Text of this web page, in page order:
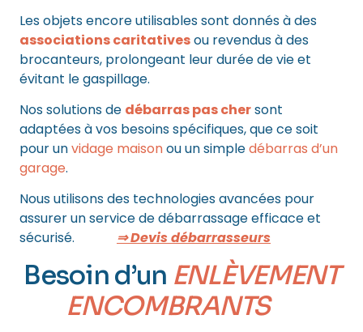
Les objets encore utilisables sont donnés à des
associations caritativesou revendus à des
brocanteurs, prolongeant leur durée de vie et
évitant le gaspillage.
Nos solutions de débarras pas chersont
adaptées à vos besoins spécifiques, que ce soit
pour unvidage maisonou un simpledébarras d’un
garage.
Nous utilisons des technologies avancées pour
assurer un service de débarrassage efficace et
sécurisé. ⇒ Devis débarrasseurs
Besoin d’un ENLÈVEMENT
ENCOMBRANTS